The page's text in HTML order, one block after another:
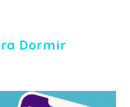
Dormir